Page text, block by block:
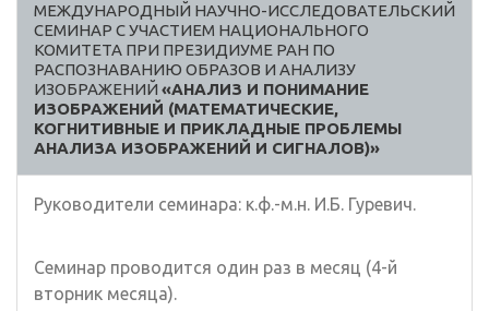
МЕЖДУНАРОДНЫЙ НАУЧНО-ИССЛЕДОВАТЕЛЬСКИЙ
СЕМИНАР С УЧАСТИЕМ НАЦИОНАЛЬНОГО
КОМИТЕТА ПРИ ПРЕЗИДИУМЕ РАН ПО
РАСПОЗНАВАНИЮ ОБРАЗОВ И АНАЛИЗУ
ИЗОБРАЖЕНИЙ «АНАЛИЗ И ПОНИМАНИЕ
ИЗОБРАЖЕНИЙ (МАТЕМАТИЧЕСКИЕ,
КОГНИТИВНЫЕ И ПРИКЛАДНЫЕ ПРОБЛЕМЫ
АНАЛИЗА ИЗОБРАЖЕНИЙ И СИГНАЛОВ)»
Руководители семинара: к.ф.-м.н. И.Б. Гуревич.
Семинар проводится один раз в месяц (4-й
вторник месяца).